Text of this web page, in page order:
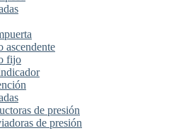
ascendente
fijo
de presión
de presión